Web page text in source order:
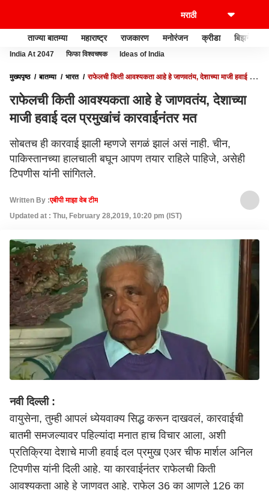
ताज्या बातम्या महाराष्ट्र राजकारण मनोरंजन क्रीडा बिझनेस
India At 2047 फिफा विश्वचषक Ideas of India
मुख्यपृष्ठ बातम्या भारत
राफेलची किती आवश्यकता आहे हे जाणवतंय, देशाच्या माजी हवाई दल
राफेलची किती आवश्यकता आहे हे जाणवतंय, देशाच्या
माजी हवाई दल प्रमुखांचं कारवाईनंतर मत
सोबतच ही कारवाई झाली म्हणजे सगळं झालं असं नाही. चीन,
पाकिस्तानच्या हालचाली बघून आपण तयार राहिले पाहिजे, असेही
टिपणीस यांनी सांगितले.
Written By :एबीपी माझा वेब टीम
Updated at : Thu, February 28,2019, 10:20 pm (IST)
नवी दिल्ली :
वायुसेना, तुम्ही आपलं ध्येयवाक्य सिद्ध करून दाखवलं, कारवाईची
बातमी समजल्यावर पहिल्यांदा मनात हाच विचार आला, अशी
प्रतिक्रिया देशाचे माजी हवाई दल प्रमुख एअर चीफ मार्शल अनिल
टिपणीस यांनी दिली आहे. या कारवाईनंतर राफेलची किती
आवश्यकता आहे हे जाणवत आहे. राफेल 36 का आणले 126 का